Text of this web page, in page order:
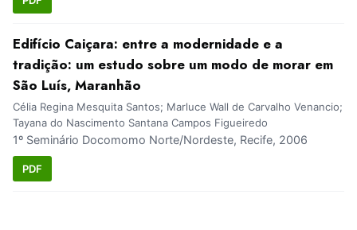
Edifício Caiçara: entre a modernidade e a
tradição: um estudo sobre um modo de morar em
São Luís, Maranhão
Célia Regina Mesquita Santos; Marluce Wall de Carvalho Venancio;
Tayana do Nascimento Santana Campos Figueiredo
1º Seminário Docomomo Norte/Nordeste, Recife, 2006
PDF